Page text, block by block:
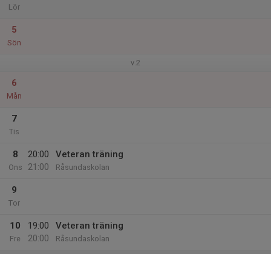
Lör
5
Sön
v.2
6
Mån
7
Tis
8
Ons
20:00
21:00
Veteran träning
Råsundaskolan
9
Tor
10
Fre
19:00
20:00
Veteran träning
Råsundaskolan